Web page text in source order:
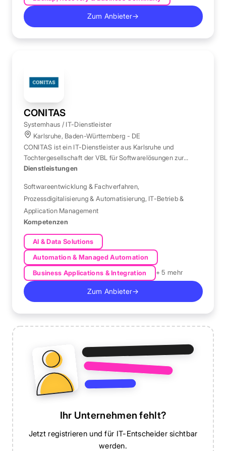
Zum Anbieter→
CONITAS
Systemhaus / IT-Dienstleister
Karlsruhe, Baden-Württemberg - DE
CONITAS ist ein IT-Dienstleister aus Karlsruhe und
Tochtergesellschaft der VBL für Softwarelösungen zur
Prozessdigitalisierung auf SAP- und Java-Basis.
Dienstleistungen
Softwareentwicklung & Fachverfahren,
Prozessdigitalisierung & Automatisierung, IT-Betrieb &
Application Management
Kompetenzen
AI & Data Solutions
Automation & Managed Automation
Business Applications & Integration
+ 5 mehr
Zum Anbieter→
Ihr Unternehmen fehlt?
Jetzt registrieren und für IT-Entscheider sichtbar
werden.